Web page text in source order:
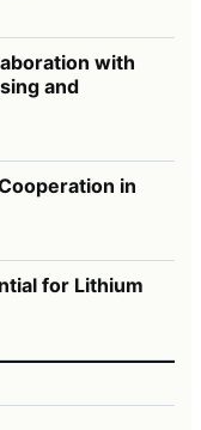
with
and
in
for Lithium